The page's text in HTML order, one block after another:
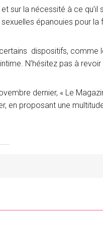
sur la nécessité à ce qu’il
épanouies pour la
dispositifs, comme
N’hésitez pas à
dernier, « Le
en proposant une